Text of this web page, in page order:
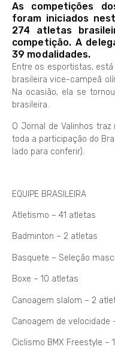
As competições
foram iniciados
274 atletas
competição. A
39 modalidades.
Entre os esportistas,
brasileira vice-campeã
Na ocasião, ela se
brasileira.
O Jornal de Valinhos
toda a participação do
lado para conferir).
EQUIPE BRASILEIRA
Atletismo – 41 atletas
Badminton – 2 atletas
Basquete – Seleção
Boxe – 10 atletas
Canoagem slalom – 2
Canoagem de velocidade
Ciclismo BMX Freestyle –